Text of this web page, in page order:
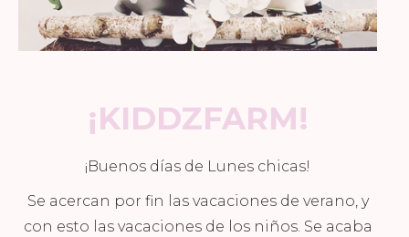
¡KIDDZFARM!
¡Buenos días de Lunes chicas!
Se acercan por fin las vacaciones de verano, y
con esto las vacaciones de los niños. Se acaba